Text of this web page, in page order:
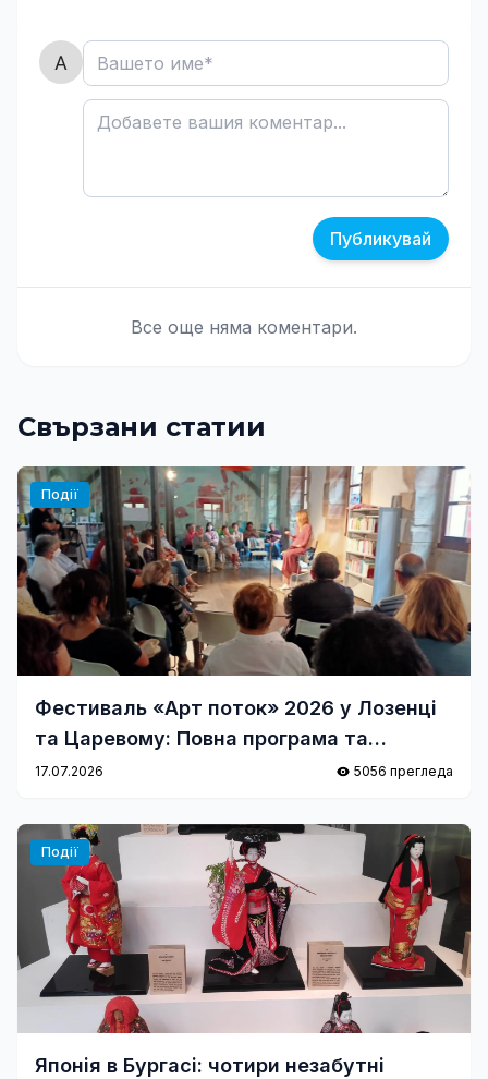
Публикувай
Все още няма коментари.
Свързани статии
Події
Фестиваль «Арт поток» 2026 у Лозенці
та Царевому: Повна програма та
акценти
17.07.2026 5056 прегледа
Події
Японія в Бургасі: чотири незабутні